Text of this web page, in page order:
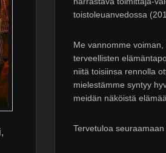
toistoleuanvedossa
Me vannomme
terveellisten
niitä toisiinsa rennolla
mielestämme syntyy
meidän näköistä elämää.
Tervetuloa